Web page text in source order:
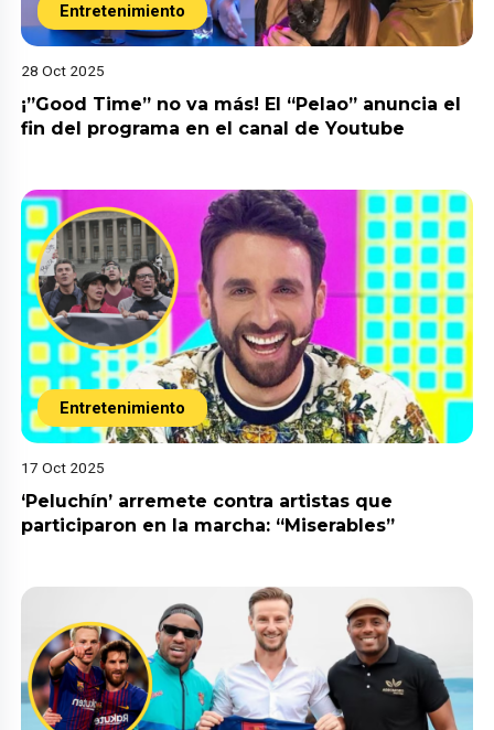
Entretenimiento
28 Oct 2025
¡”Good Time” no va más! El “Pelao” anuncia el
fin del programa en el canal de Youtube
Entretenimiento
17 Oct 2025
‘Peluchín’ arremete contra artistas que
participaron en la marcha: “Miserables”